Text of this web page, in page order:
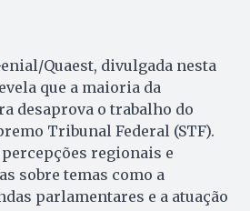
Quaest, divulgada nesta
que a maioria da
desaprova o trabalho do
Tribunal Federal (STF).
regionais e
sobre temas como a
parlamentares e a atuação